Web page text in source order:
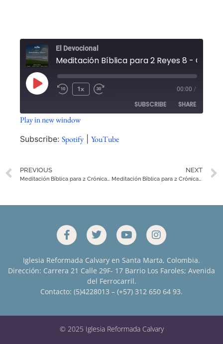
El Devocional
1x 00:00 /
SUBSCRIBE SHARE
SHARE
EMBED
Play in new window
Subscribe: Spotify| YouTube
PREVIOUS
Meditación Bíblica para 2 Crónicas 2
NEXT
Meditación Bíblica para 2 Crónicas 5
Iglesia Reformada Calvary en Santa Marta, Colombia.
Dirección: Carrera 21 Calle 29F- 17 Barrio Los Faroles; Avenida
del Ferrocarril.
Contacto: (5)4228013 – (+57) 312 650 64 93.
© 2025 Iglesia Reformada Calvary